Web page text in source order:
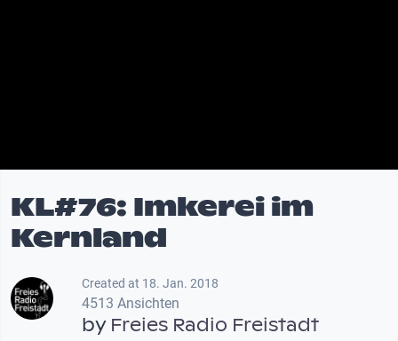
KL#76: Imkerei im
Kernland
Created at 18. Jan. 2018
4513 Ansichten
by Freies Radio Freistadt